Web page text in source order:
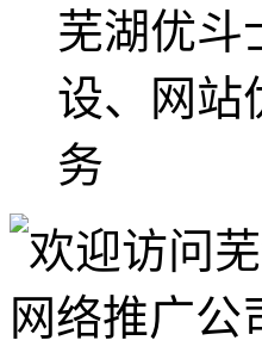
芜湖优斗
设、网站
务